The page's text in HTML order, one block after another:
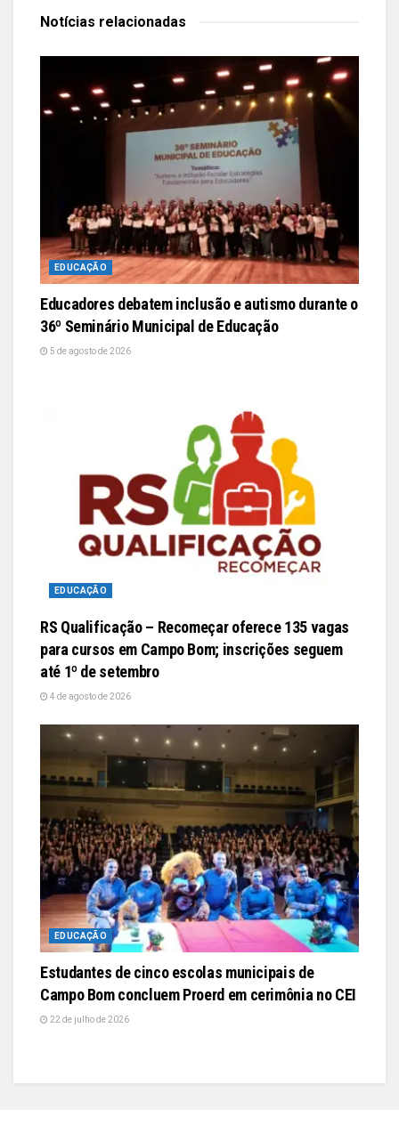
Notícias relacionadas
EDUCAÇÃO
Educadores debatem inclusão e autismo durante o
36º Seminário Municipal de Educação
5 de agosto de 2026
EDUCAÇÃO
RS Qualificação – Recomeçar oferece 135 vagas
para cursos em Campo Bom; inscrições seguem
até 1º de setembro
4 de agosto de 2026
EDUCAÇÃO
Estudantes de cinco escolas municipais de
Campo Bom concluem Proerd em cerimônia no CEI
22 de julho de 2026